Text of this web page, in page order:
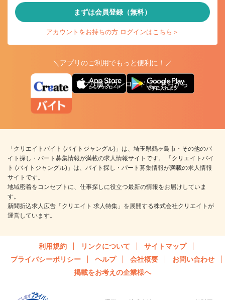
まずは会員登録（無料）
アカウントをお持ちの方 ログインはこちら＞
＼アプリのご利用でもっと便利に！／
アプリ版ダウンロードはこちらから
「クリエイトバイト (バイトジャングル)」は、埼玉県鶴ヶ島市・その他のバ
イト探し・パート募集情報が満載の求人情報サイトです。 「クリエイトバイ
ト (バイトジャングル)」は、バイト探し・パート募集情報が満載の求人情報
サイトです。
地域密着をコンセプトに、仕事探しに役立つ最新の情報をお届けしていま
す。
新聞折込求人広告「クリエイト 求人特集」を展開する株式会社クリエイトが
運営しています。
利用規約 リンクについて
サイトマップ
プライバシーポリシー
ヘルプ 会社概要
お問い合わせ
掲載をお考えの企業様へ